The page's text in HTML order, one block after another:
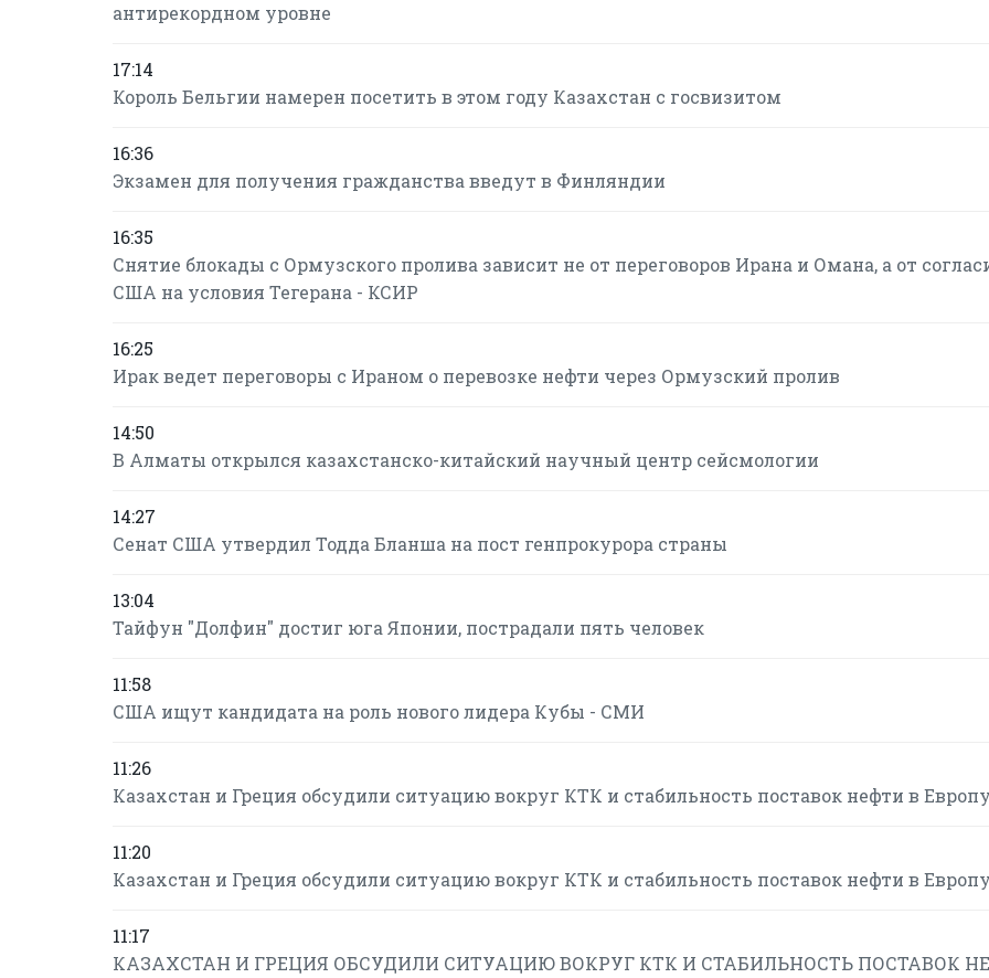
антирекордном уровне
17:14
Король Бельгии намерен посетить в этом году Казахстан с госвизитом
16:36
Экзамен для получения гражданства введут в Финляндии
16:35
Снятие блокады с Ормузского пролива зависит не от переговоров Ирана и Омана, а от
США на условия Тегерана - КСИР
16:25
Ирак ведет переговоры с Ираном о перевозке нефти через Ормузский пролив
14:50
В Алматы открылся казахстанско-китайский научный центр сейсмологии
14:27
Сенат США утвердил Тодда Бланша на пост генпрокурора страны
13:04
Тайфун "Долфин" достиг юга Японии, пострадали пять человек
11:58
США ищут кандидата на роль нового лидера Кубы - СМИ
11:26
Казахстан и Греция обсудили ситуацию вокруг КТК и стабильность поставок нефти в
11:20
Казахстан и Греция обсудили ситуацию вокруг КТК и стабильность поставок нефти в
11:17
КАЗАХСТАН И ГРЕЦИЯ ОБСУДИЛИ СИТУАЦИЮ ВОКРУГ КТК И СТАБИЛЬНОСТЬ ПОСТАВОК